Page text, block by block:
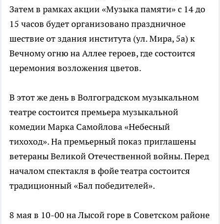
Затем в рамках акции «Музыка памяти» с 14 до
15 часов будет организовано праздничное
шествие от здания института (ул. Мира, 5а) к
Вечному огню на Аллее героев, где состоится
церемония возложения цветов.
В этот же день в Волгоградском музыкальном
театре состоится премьера музыкальной
комедии Марка Самойлова «Небесный
тихоход». На премьерный показ приглашены
ветераны Великой Отечественной войны. Перед
началом спектакля в фойе театра состоится
традиционный «Бал победителей».
8 мая в 10-00 на Лысой горе в Советском районе